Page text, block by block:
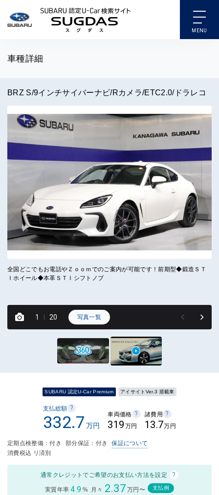
SUBARU 認定U-Car検索
車種詳細
BRZ S/9インチサイバーナビ/Rカメラ/ETC2.0/ドラレコ
全国どこでもお電話やＺｏｏｍでのご案内が可能です！前期型◆鍛造ＳＴ
Ｉホイール◆本革ＳＴＩシフトノブ
1 20 写真一覧
SUBARU 認定U-Car Premium アイサイトVer.3 搭載車
支払総額 ?
332.7 万円
車両価格 ?
319 万円
諸費用 ?
13.7万円
定期点検整備：付き 部分保証：付き
保証について
消費税込 リ済別
通常クレジットでご希望のお支払い方法を設定 ?
実質年率 4.9 % 月々 2.37 万円〜 支払例